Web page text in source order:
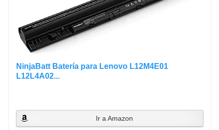
NinjaBatt Batería para Lenovo L12M4E01
L12L4A02...
Ir a Amazon